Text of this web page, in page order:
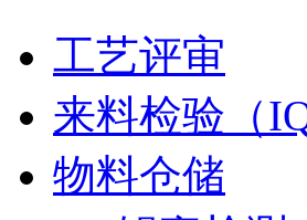
工艺评审
来料检验（
物料仓储